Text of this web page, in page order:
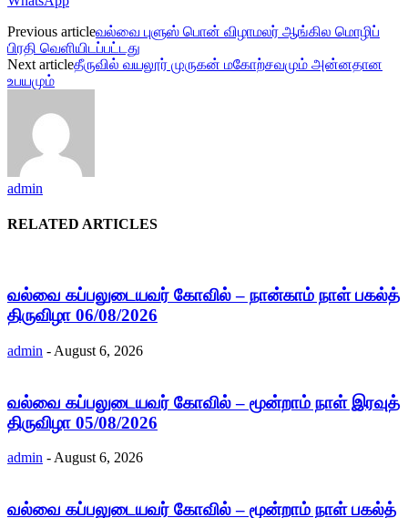
Previous articleவல்வை புளுஸ் பொன் விழாமலர் ஆங்கில மொழிப்
பிரதி வெளியிடப்பட்டது
Next articleதீருவில் வயலூர் முருகன் மகோற்சவமும் அன்னதான
உபயமும்
admin
RELATED ARTICLES
வல்வை கப்பலுடையவர் கோவில் – நான்காம் நாள் பகல்த்
திருவிழா 06/08/2026
admin - August 6, 2026
வல்வை கப்பலுடையவர் கோவில் – மூன்றாம் நாள் இரவுத்
திருவிழா 05/08/2026
admin - August 6, 2026
வல்வை கப்பலுடையவர் கோவில் – மூன்றாம் நாள் பகல்த்